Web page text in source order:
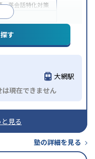
・英会話特化対策
す
大網駅
現在できません
見る
塾の詳細を見る